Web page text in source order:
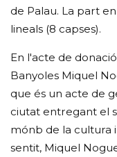
de Palau. La part
lineals (8 capses).
En l'acte de
Banyoles Miquel
que és un acte de
ciutat entregant el
mónb de la cultura
sentit, Miquel